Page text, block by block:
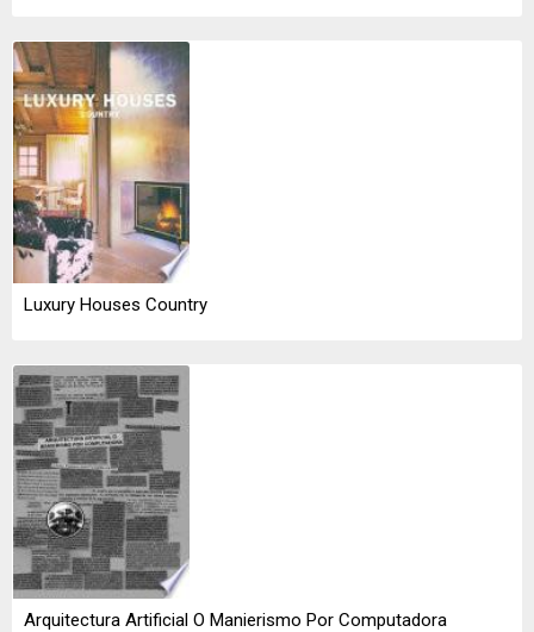
Luxury Houses Country
Arquitectura Artificial O Manierismo Por Computadora